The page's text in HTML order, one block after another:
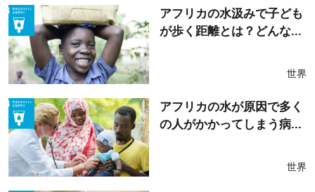
アフリカの水汲みで子ども
が歩く距離とは？どんな...
世界
アフリカの水が原因で多く
の人がかかってしまう病...
世界